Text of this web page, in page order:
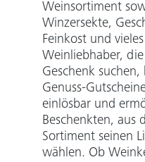
Weinsortiment
Winzersekte,
Feinkost und
Weinliebhaber,
Geschenk
Genuss-
einlösbar und
Beschenkten, aus
Sortiment seinen
wählen. Ob